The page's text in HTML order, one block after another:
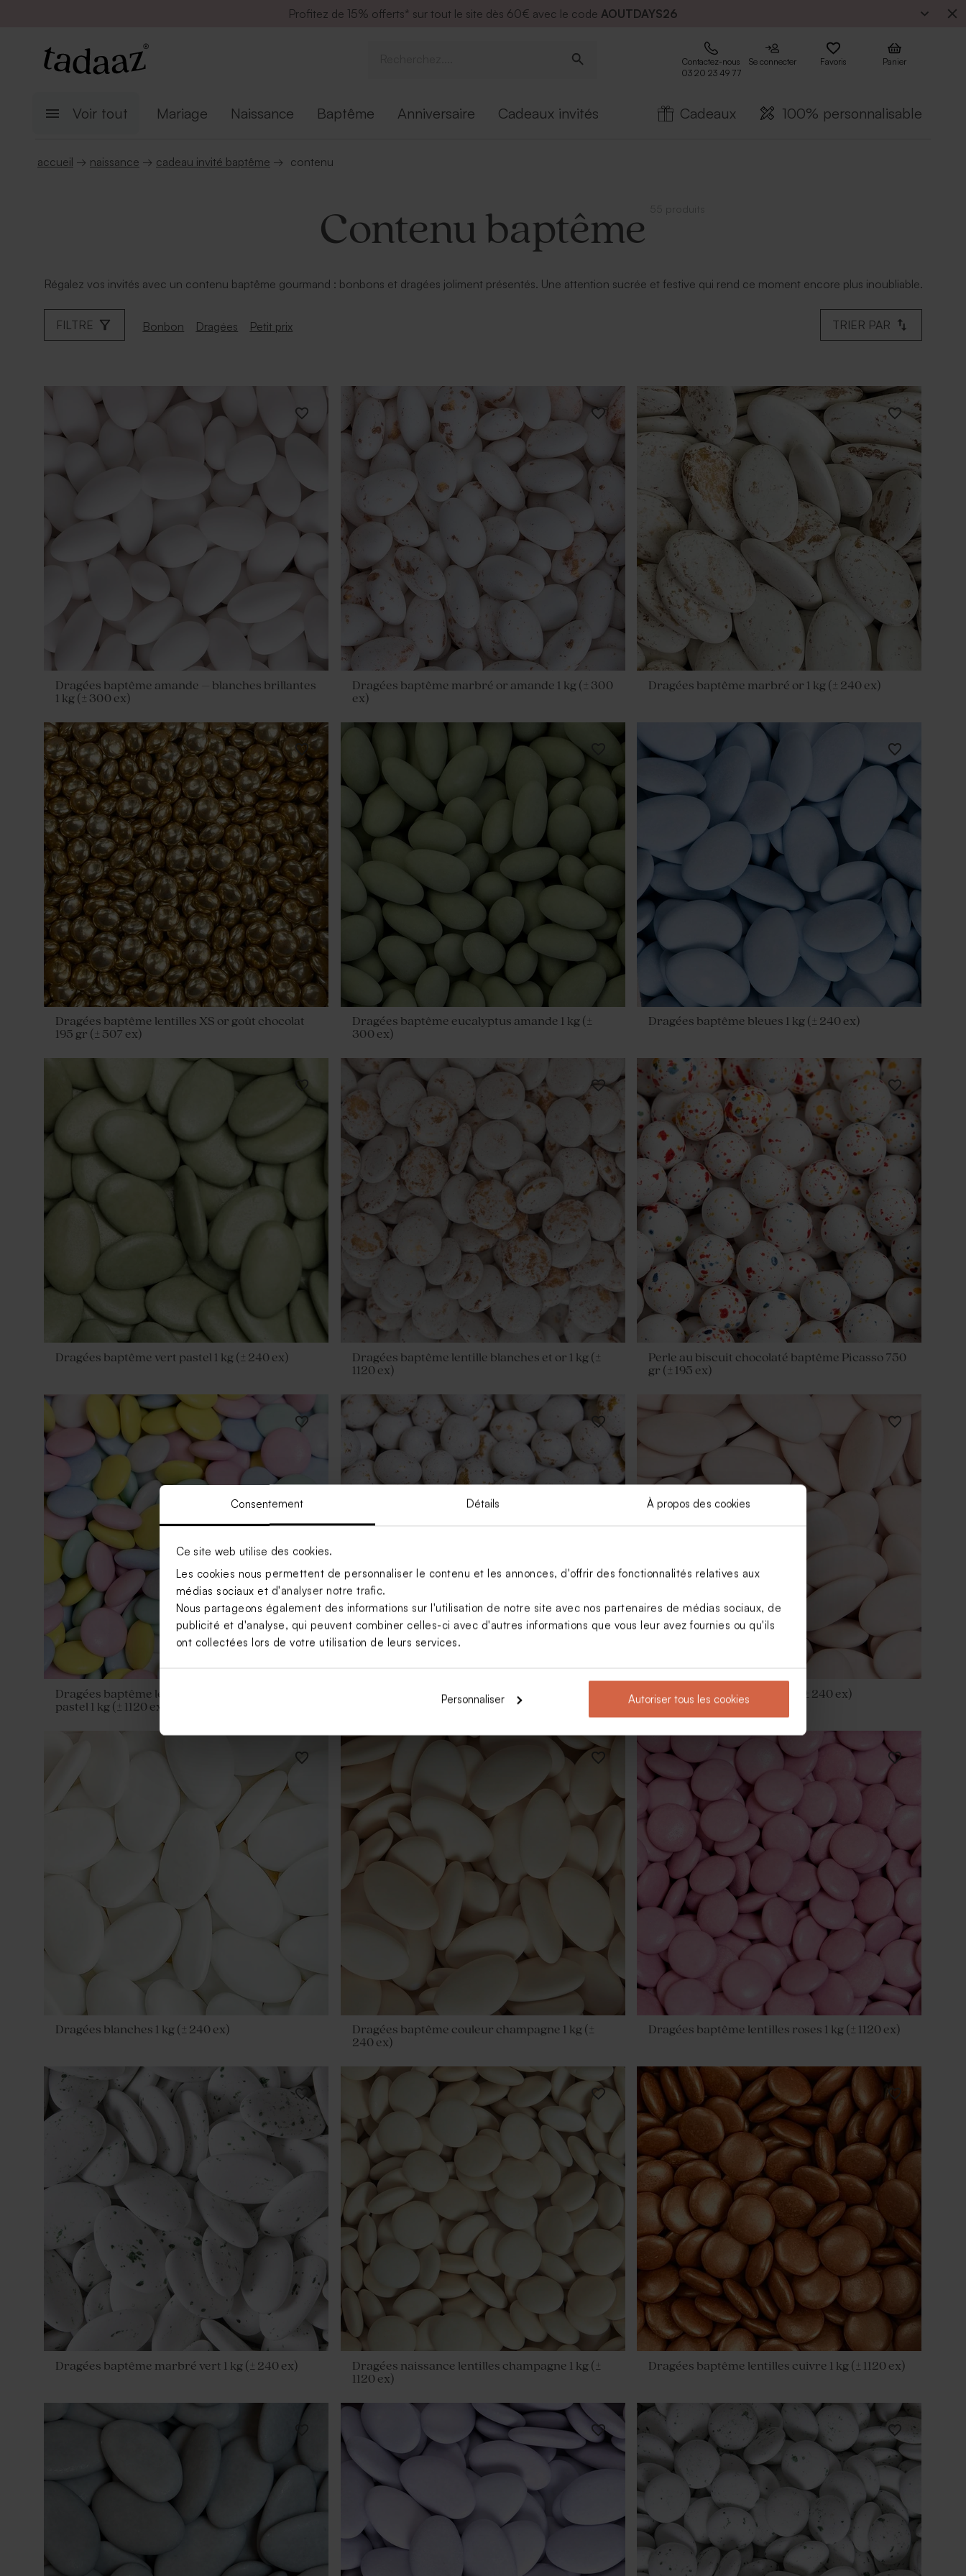
Consentement Détails À propos des cookies
Ce site web utilise des cookies.
Les cookies nous permettent de personnaliser le contenu et les annonces, d'offrir des fonctionnalités relatives aux
médias sociaux et d'analyser notre trafic.
Nous partageons également des informations sur l'utilisation de notre site avec nos partenaires de médias sociaux, de
publicité et d'analyse, qui peuvent combiner celles-ci avec d'autres informations que vous leur avez fournies ou qu'ils
ont collectées lors de votre utilisation de leurs services.
Personnaliser Autoriser tous les cookies
Profitez de 15% offerts* sur tout le site dès 60€ avec le code AOUTDAYS26
Contactez-nous
03 20 23 49 77
Se connecter Favoris Panier
Voir tout Mariage Naissance Baptême Anniversaire Cadeaux invités Cadeaux 100% personnalisable
accueil → naissance → cadeau invité baptême → contenu
Contenu baptême
Régalez vos invités avec un contenu baptême gourmand : bonbons et dragées joliment présentés. Une attention sucrée et festive qui rend ce moment encore plus inoubliable.
FILTRE Bonbon Dragées Petit prix TRIER PAR
Dragées baptême amande – blanches brillantes
1 kg (± 300 ex)
Dragées baptême marbré or amande 1 kg (± 300
ex)
Dragées baptême marbré or 1 kg (± 240 ex)
Dragées baptême lentilles XS or goût chocolat
195 gr (± 507 ex)
Dragées baptême eucalyptus amande 1 kg (±
300 ex)
Dragées baptême bleues 1 kg (± 240 ex)
Dragées baptême vert pastel 1 kg (± 240 ex)
Dragées baptême lentille blanches et or 1 kg (±
1120 ex)
Perle au biscuit chocolaté baptême Picasso 750
gr (± 195 ex)
Dragées baptême lentilles mélange de couleurs
pastel 1 kg (± 1120 ex)
Dragées ovales baptême marbrées or 1 kg (± 425
Dragées baptême nude 1 kg (± 240 ex)
Dragées blanches 1 kg (± 240 ex)
Dragées baptême couleur champagne 1 kg (±
240 ex)
Dragées baptême lentilles roses 1 kg (± 1120 ex)
Dragées baptême marbré vert 1 kg (± 240 ex)
Dragées naissance lentilles champagne 1 kg (±
1120 ex)
Dragées baptême lentilles cuivre 1 kg (± 1120 ex)